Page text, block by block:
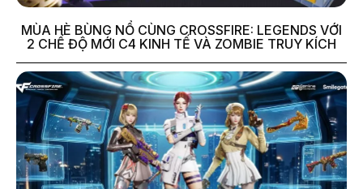
MÙA HÈ BÙNG NỔ CÙNG CROSSFIRE: LEGENDS VỚI
2 CHẾ ĐỘ MỚI C4 KINH TẾ VÀ ZOMBIE TRUY KÍCH